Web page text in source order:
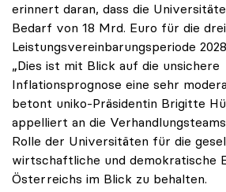
erinnert daran, dass die
Bedarf von 18 Mrd. Euro für die
Leistungsvereinbarungsperiode
„Dies ist mit Blick auf die unsichere
Inflationsprognose eine sehr
betont uniko-Präsidentin Brigitte
appelliert an die
Rolle der Universitäten für die
wirtschaftliche und demokratische
Österreichs im Blick zu behalten.